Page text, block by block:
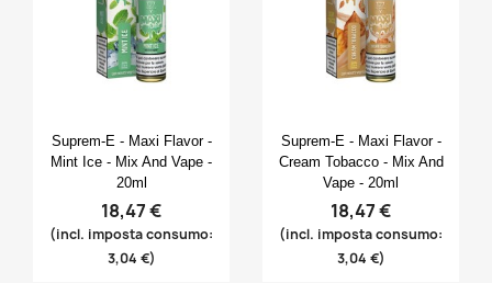
Anteprima
Suprem-E - Maxi Flavor -
Mint Ice - Mix And Vape -
20ml
18,47 €
(incl. imposta consumo:
3,04 €)
Anteprima
Suprem-E - Maxi Flavor -
Cream Tobacco - Mix And
Vape - 20ml
18,47 €
(incl. imposta consumo:
3,04 €)